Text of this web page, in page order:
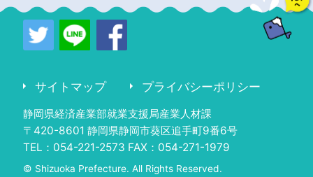
サイトマップ プライバシーポリシー
静岡県経済産業部就業支援局産業人材課
〒420-8601 静岡県静岡市葵区追手町9番6号
TEL：054-221-2573 FAX：054-271-1979
© Shizuoka Prefecture. All Rights Reserved.